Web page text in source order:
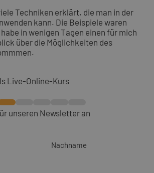
Techniken erklärt, die man in der
kann. Die Beispiele waren
in wenigen Tagen einen für mich
über die Möglichkeiten des
Live-Online-Kurs
unseren Newsletter an
Nachname